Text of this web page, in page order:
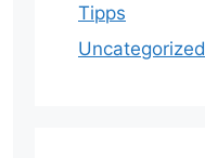
Tipps
Uncategorized